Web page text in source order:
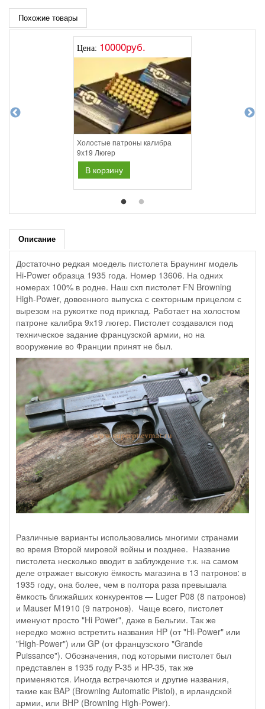
Похожие товары
Цена: 10000руб.
Холостые патроны калибра
9х19 Люгер
В корзину
Описание
Достаточно редкая моедель пистолета Браунинг модель
Hi-Power образца 1935 года. Номер 13606. На одних
номерах 100% в родне. Наш схп пистолет FN Browning
High-Power, довоенного выпуска с секторным прицелом с
вырезом на рукоятке под приклад. Работает на холостом
патроне калибра 9х19 люгер. Пистолет создавался под
техническое задание французской армии, но на
вооружение во Франции принят не был.
Различные варианты использовались многими странами
во время Второй мировой войны и позднее. Название
пистолета несколько вводит в заблуждение т.к. на самом
деле отражает высокую ёмкость магазина в 13 патронов: в
1935 году, она более, чем в полтора раза превышала
ёмкость ближайших конкурентов — Luger P08 (8 патронов)
и Mauser M1910 (9 патронов). Чаще всего, пистолет
именуют просто "Hi Power", даже в Бельгии. Так же
нередко можно встретить названия HP (от "Hi-Power" или
"High-Power") или GP (от французского "Grande
Puissance"). Обозначения, под которыми пистолет был
представлен в 1935 году P-35 и HP-35, так же
применяются. Иногда встречаются и другие названия,
такие как BAP (Browning Automatic Pistol), в ирландской
армии, или BHP (Browning High-Power).